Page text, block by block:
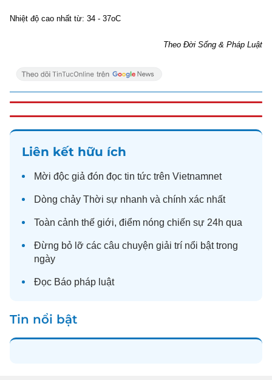
Nhiệt độ cao nhất từ: 34 - 37oC
Theo Đời Sống & Pháp Luật
Liên kết hữu ích
Mời độc giả đón đọc tin tức trên Vietnamnet
Dòng chảy Thời sự nhanh và chính xác nhất
Toàn cảnh thế giới, điểm nóng chiến sự 24h qua
Đừng bỏ lỡ các câu chuyện giải trí nổi bật trong
ngày
Đọc Báo pháp luật
Tin nổi bật